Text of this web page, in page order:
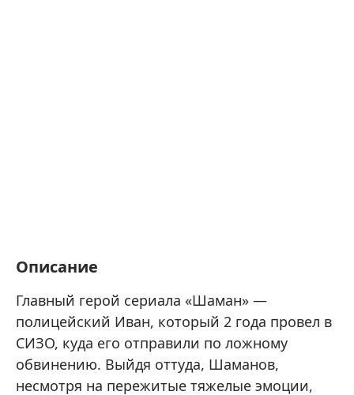
Описание
Главный герой сериала «Шаман» —
полицейский Иван, который 2 года провел в
СИЗО, куда его отправили по ложному
обвинению. Выйдя оттуда, Шаманов,
несмотря на пережитые тяжелые эмоции,